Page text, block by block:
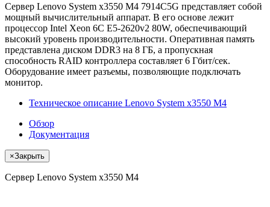
Сервер Lenovo System x3550 M4 7914C5G представляет собой
мощный вычислительный аппарат. В его основе лежит
процессор Intel Xeon 6C E5-2620v2 80W, обеспечивающий
высокий уровень производительности. Оперативная память
представлена диском DDR3 на 8 ГБ, а пропускная
способность RAID контроллера составляет 6 Гбит/сек.
Оборудование имеет разъемы, позволяющие подключать
монитор.
Техническое описание Lenovo System x3550 M4
Обзор
Документация
×Закрыть
Сервер Lenovo System x3550 M4